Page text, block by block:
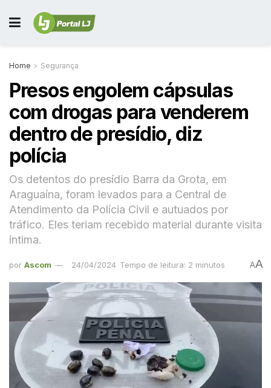
Home Segurança
Presos engolem cápsulas
com drogas para venderem
dentro de presídio, diz
polícia
Os detentos do presídio Barra da Grota, em
Araguaína, foram levados para a Central de
Atendimento da Polícia Civil e autuados por
tráfico. Eles teriam recebido material durante visita
íntima.
por Ascom 24/04/2024 Tempo de leitura: 2 minutos AA